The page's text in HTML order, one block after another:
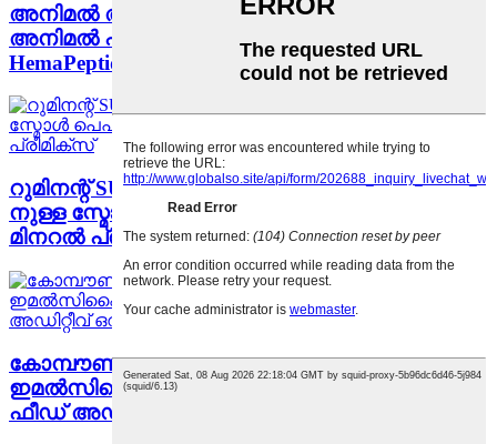
അനിമൽ അയൺ സപ്ലിമെന്റ് പ്രീമിക്സ്
അനിമൽ ഫീഡ് അഡിറ്റീവുകൾ SUSTAR
HemaPeptide®
റുമിനന്റ് SUSTAR പെപ്റ്റിമിനറൽ ബൂസ്റ്റ് F701
നുള്ള സ്മോൾ പെപ്റ്റൈഡ് ചേലേറ്റഡ് വിറ്റാമിൻ
മിനറൽ പ്രീമിക്സ്
കോമ്പൗണ്ട് പ്ലാന്റ് അധിഷ്ഠിത മൈക്രോ-
ഇമൽസിഫൈഡ് അവശ്യ എണ്ണ ഫങ്ഷണൽ
ഫീഡ് അഡിറ്റീവ് ഒറിഗാനോകെയർ® സുസ്താർ